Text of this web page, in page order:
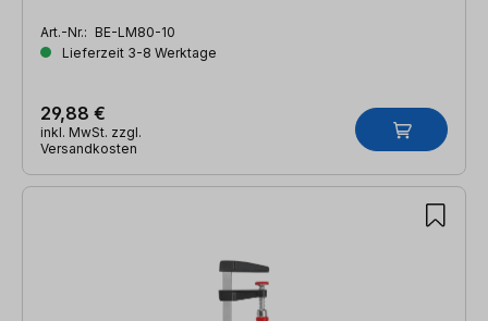
Art.-Nr.: BE-LM80-10
Lieferzeit 3-8 Werktage
29,88 €
inkl. MwSt. zzgl.
Versandkosten